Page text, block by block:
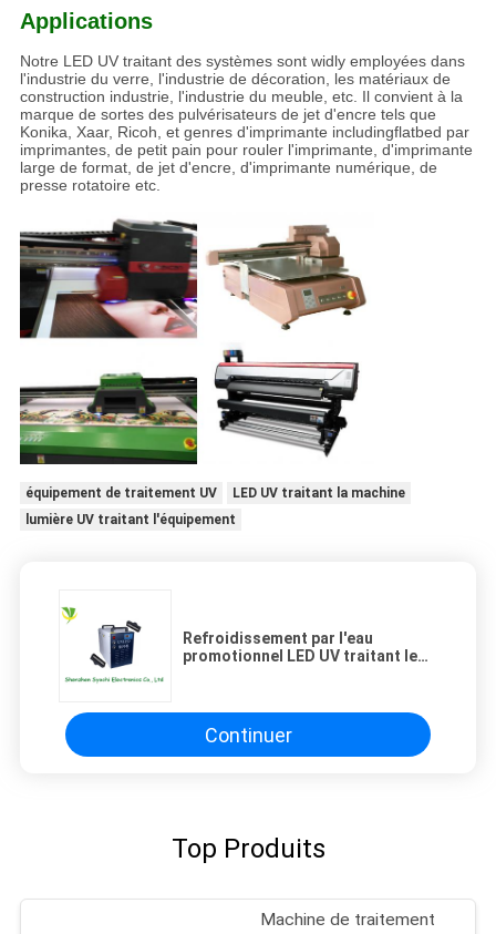
Applications
Notre LED UV traitant des systèmes sont widly employées dans
l'industrie du verre, l'industrie de décoration, les matériaux de
construction industrie, l'industrie du meuble, etc. Il convient à la
marque de sortes des pulvérisateurs de jet d'encre tels que
Konika, Xaar, Ricoh, et genres d'imprimante includingflatbed par
imprimantes, de petit pain pour rouler l'imprimante, d'imprimante
large de format, de jet d'encre, d'imprimante numérique, de
presse rotatoire etc.
équipement de traitement UV
LED UV traitant la machine
lumière UV traitant l'équipement
Refroidissement par l'eau
promotionnel LED UV traitant le
Continuer
Top Produits
Machine de traitement